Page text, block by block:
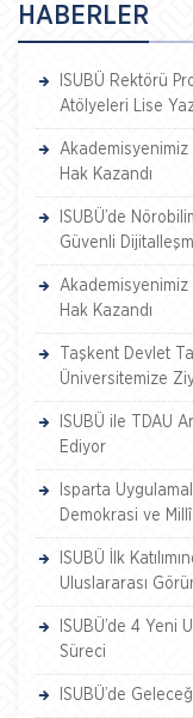
HABERLER
ISUBÜ Rektörü
Atölyeleri Lise
Akademisyenimiz
Hak Kazandı
ISUBÜ’de
Güvenli
Akademisyenimiz
Hak Kazandı
Taşkent Devlet
Üniversitemize
ISUBÜ ile TDAU
Ediyor
Isparta
Demokrasi ve
ISUBÜ İlk
Uluslararası
ISUBÜ’de 4 Yeni
Süreci
ISUBÜ’de